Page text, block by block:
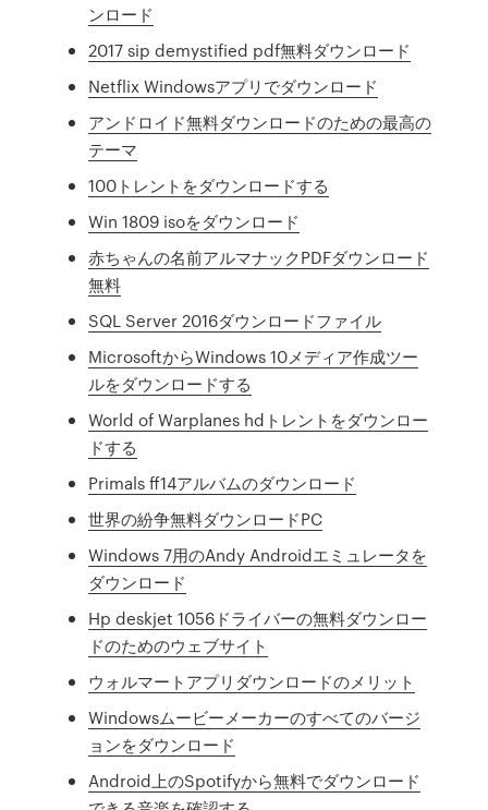
ンロード
2017 sip demystified pdf無料ダウンロード
Netflix Windowsアプリでダウンロード
アンドロイド無料ダウンロードのための最高の
テーマ
100トレントをダウンロードする
Win 1809 isoをダウンロード
赤ちゃんの名前アルマナックPDFダウンロード
無料
SQL Server 2016ダウンロードファイル
MicrosoftからWindows 10メディア作成ツー
ルをダウンロードする
World of Warplanes hdトレントをダウンロー
ドする
Primals ff14アルバムのダウンロード
世界の紛争無料ダウンロードPC
Windows 7用のAndy Androidエミュレータを
ダウンロード
Hp deskjet 1056ドライバーの無料ダウンロー
ドのためのウェブサイト
ウォルマートアプリダウンロードのメリット
Windowsムービーメーカーのすべてのバージ
ョンをダウンロード
Android上のSpotifyから無料でダウンロード